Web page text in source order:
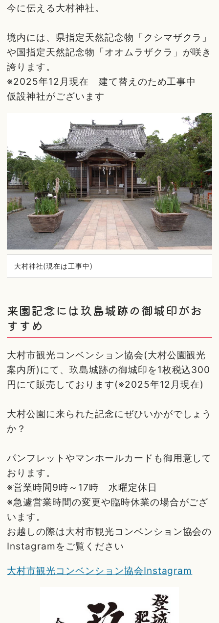
今に伝える大村神社。
境内には、県指定天然記念物「クシマザクラ」
や国指定天然記念物「オオムラザクラ」が咲き
誇ります。
※2025年12月現在 建て替えのため工事中
仮設神社がございます
大村神社(現在は工事中)
来園記念には玖島城跡の御城印がお
すすめ
大村市観光コンベンション協会(大村公園観光
案内所)にて、玖島城跡の御城印を1枚税込300
円にて販売しております(※2025年12月現在)
大村公園に来られた記念にぜひいかがでしょう
か？
パンフレットやマンホールカードも御用意して
おります。
※営業時間9時～17時 水曜定休日
※急遽営業時間の変更や臨時休業の場合がござ
います。
お越しの際は大村市観光コンベンション協会の
Instagramをご覧ください
大村市観光コンベンション協会Instagram